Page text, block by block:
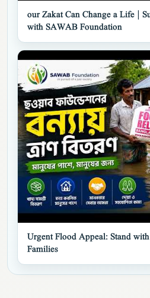
our Zakat Can Change a Life |
with SAWAB Foundation
▶
Urgent Flood Appeal: Stand
Families